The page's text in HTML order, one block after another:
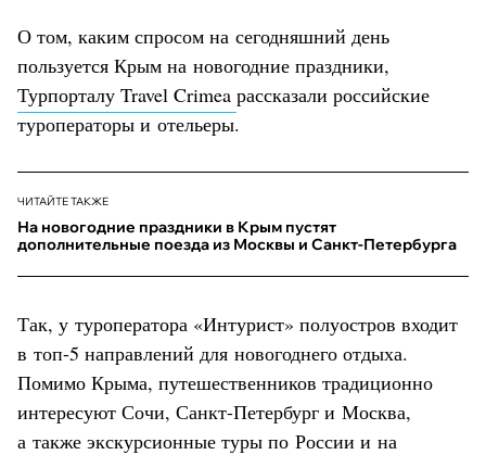
О том, каким спросом на сегодняшний день
пользуется Крым на новогодние праздники,
Турпорталу Travel Crimea рассказали российские
туроператоры и отельеры.
ЧИТАЙТЕ ТАКЖЕ
На новогодние праздники в Крым пустят
дополнительные поезда из Москвы и Санкт-Петербурга
Так, у туроператора «Интурист» полуостров входит
в топ-5 направлений для новогоднего отдыха.
Помимо Крыма, путешественников традиционно
интересуют Сочи, Санкт-Петербург и Москва,
а также экскурсионные туры по России и на